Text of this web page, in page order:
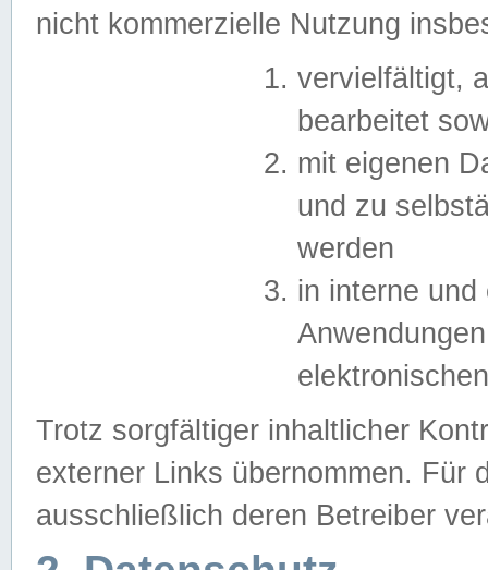
nicht kommerzielle Nutzung
vervielfältigt,
bearbeitet
mit eigenen
und zu
werden
in interne
Trotz sorgfältiger inhaltlicher
externer Links übernommen. Für
ausschließlich deren Betreiber